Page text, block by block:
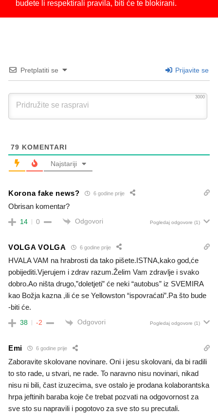
budete li respektirali pravila, biti će te blokirani.
Pretplatiti se Prijavite se
3000
79 KOMENTARI
Najstariji
Korona fake news? 6 godine prije
Obrisan komentar?
14 0 Odgovori Pogledaj odgovore (1)
VOLGA VOLGA 6 godine prije
HVALA VAM na hrabrosti da tako pišete.ISTNA,kako god,će
pobijediti.Vjerujem i zdrav razum.Želim Vam zdravlje i svako
dobro.Ao ništa drugo,”doletjeti” će neki “autobus” iz SVEMIRA
kao Božja kazna ,ili će se Yellowston “ispovraćati”.Pa što bude
-biti će.
38 -2 Odgovori Pogledaj odgovore (1)
Emi 6 godine prije
Zaboravite skolovane novinare. Oni i jesu skolovani, da bi radili
to sto rade, u stvari, ne rade. To naravno nisu novinari, nikad
nisu ni bili, čast izuzecima, sve ostalo je prodana kolaborantska
hrpa jeftinih baraba koje če trebat pozvati na odgovornost za
sve sto su napravili i pogotovo za sve sto su precutali.